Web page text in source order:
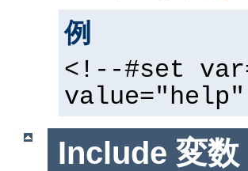
例
<!--#set
Include 変数